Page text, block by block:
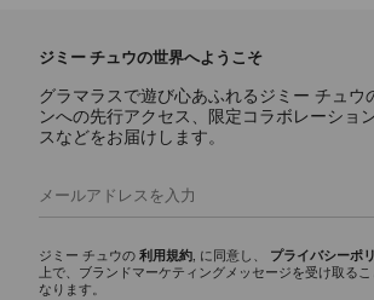
ジミー チュウの世界へようこそ
グラマラスで遊び心あふれるジミー チュウ
ンへの先行アクセス、限定コラボレーショ
スなどをお届けします。
ジミー チュウの 利用規約, に同意し、 プライバシーポ
上で、ブランドマーケティングメッセージを受け取る
なります。